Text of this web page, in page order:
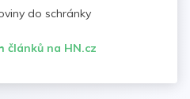
do schránky
článků na HN.cz